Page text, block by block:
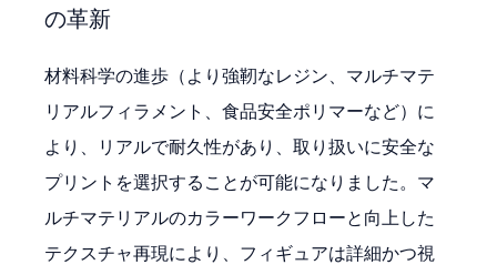
の革新
材料科学の進歩（より強靭なレジン、マルチマテ
リアルフィラメント、食品安全ポリマーなど）に
より、リアルで耐久性があり、取り扱いに安全な
プリントを選択することが可能になりました。マ
ルチマテリアルのカラーワークフローと向上した
テクスチャ再現により、フィギュアは詳細かつ視